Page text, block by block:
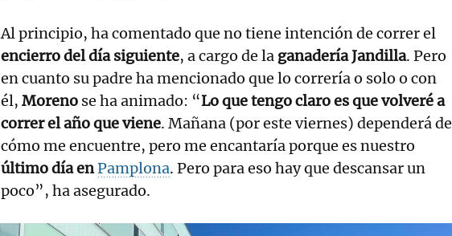
Al principio, ha comentado que no tiene intención de correr el
encierro del día siguiente, a cargo de la ganadería Jandilla. Pero
en cuanto su padre ha mencionado que lo correría o solo o con
él, Moreno se ha animado: “Lo que tengo claro es que volveré a
correr el año que viene. Mañana (por este viernes) dependerá de
cómo me encuentre, pero me encantaría porque es nuestro
último día enPamplona. Pero para eso hay que descansar un
poco”, ha asegurado.